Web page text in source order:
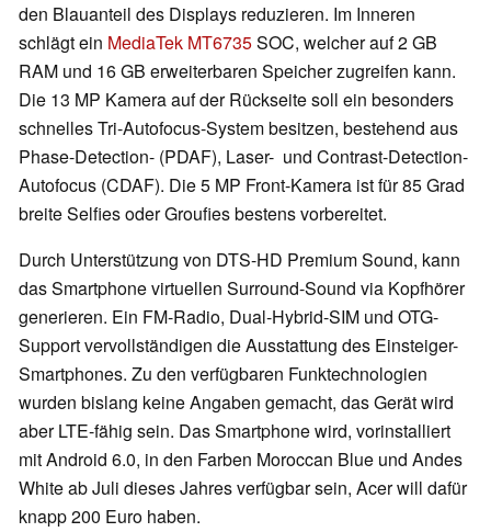
den Blauanteil des Displays reduzieren. Im Inneren
schlägt ein MediaTek MT6735SOC, welcher auf 2 GB
RAM und 16 GB erweiterbaren Speicher zugreifen kann.
Die 13 MP Kamera auf der Rückseite soll ein besonders
schnelles Tri-Autofocus-System besitzen, bestehend aus
Phase-Detection- (PDAF), Laser- und Contrast-Detection-
Autofocus (CDAF). Die 5 MP Front-Kamera ist für 85 Grad
breite Selfies oder Groufies bestens vorbereitet.
Durch Unterstützung von DTS-HD Premium Sound, kann
das Smartphone virtuellen Surround-Sound via Kopfhörer
generieren. Ein FM-Radio, Dual-Hybrid-SIM und OTG-
Support vervollständigen die Ausstattung des Einsteiger-
Smartphones. Zu den verfügbaren Funktechnologien
wurden bislang keine Angaben gemacht, das Gerät wird
aber LTE-fähig sein. Das Smartphone wird, vorinstalliert
mit Android 6.0, in den Farben Moroccan Blue und Andes
White ab Juli dieses Jahres verfügbar sein, Acer will dafür
knapp 200 Euro haben.